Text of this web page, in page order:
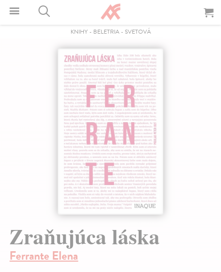
KNIHY- BELETRIA- SVETOVÁ
Zraňujúca láska
Ferrante Elena